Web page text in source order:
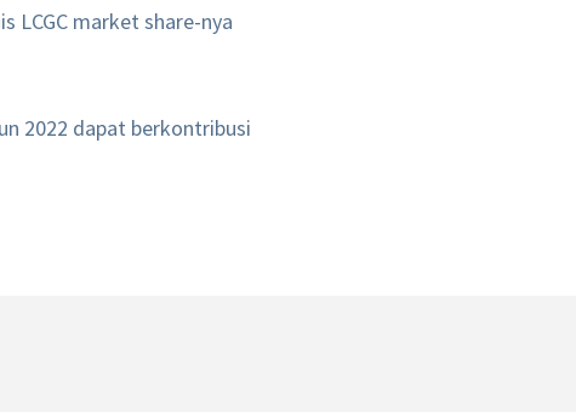
LCGC market share-nya
2022 dapat berkontribusi